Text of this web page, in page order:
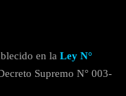
en la Ley N°
Supremo N° 003-